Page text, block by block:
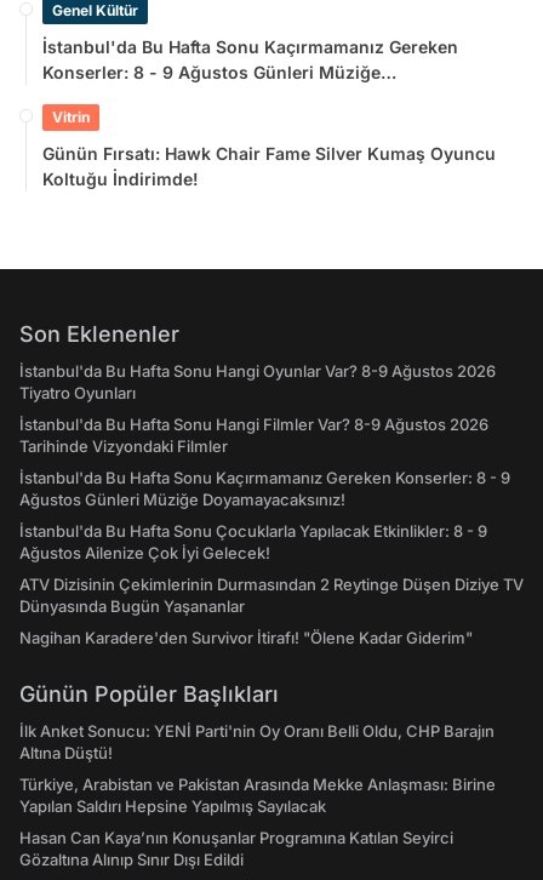
Genel Kültür
İstanbul'da Bu Hafta Sonu Kaçırmamanız Gereken
Konserler: 8 - 9 Ağustos Günleri Müziğe
Vitrin
Günün Fırsatı: Hawk Chair Fame Silver Kumaş Oyuncu
Koltuğu İndirimde!
Son Eklenenler
İstanbul'da Bu Hafta Sonu Hangi Oyunlar Var? 8-9 Ağustos 2026
Tiyatro Oyunları
İstanbul'da Bu Hafta Sonu Hangi Filmler Var? 8-9 Ağustos 2026
Tarihinde Vizyondaki Filmler
İstanbul'da Bu Hafta Sonu Kaçırmamanız Gereken Konserler: 8 - 9
Ağustos Günleri Müziğe Doyamayacaksınız!
İstanbul'da Bu Hafta Sonu Çocuklarla Yapılacak Etkinlikler: 8 - 9
Ağustos Ailenize Çok İyi Gelecek!
ATV Dizisinin Çekimlerinin Durmasından 2 Reytinge Düşen Diziye TV
Dünyasında Bugün Yaşananlar
Nagihan Karadere'den Survivor İtirafı! "Ölene Kadar Giderim"
Günün Popüler Başlıkları
İlk Anket Sonucu: YENİ Parti'nin Oy Oranı Belli Oldu, CHP Barajın
Altına Düştü!
Türkiye, Arabistan ve Pakistan Arasında Mekke Anlaşması: Birine
Yapılan Saldırı Hepsine Yapılmış Sayılacak
Hasan Can Kaya’nın Konuşanlar Programına Katılan Seyirci
Gözaltına Alınıp Sınır Dışı Edildi